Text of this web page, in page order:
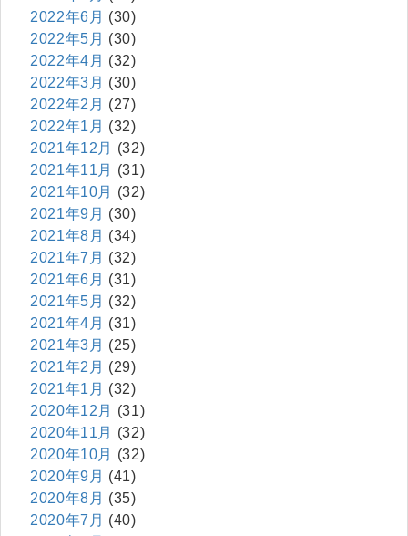
2022年6月 (30)
2022年5月 (30)
2022年4月 (32)
2022年3月 (30)
2022年2月 (27)
2022年1月 (32)
2021年12月
(32)
2021年11月
(31)
2021年10月
(32)
2021年9月 (30)
2021年8月 (34)
2021年7月 (32)
2021年6月 (31)
2021年5月 (32)
2021年4月 (31)
2021年3月 (25)
2021年2月 (29)
2021年1月 (32)
2020年12月
(31)
2020年11月
(32)
2020年10月
(32)
2020年9月 (41)
2020年8月 (35)
2020年7月 (40)